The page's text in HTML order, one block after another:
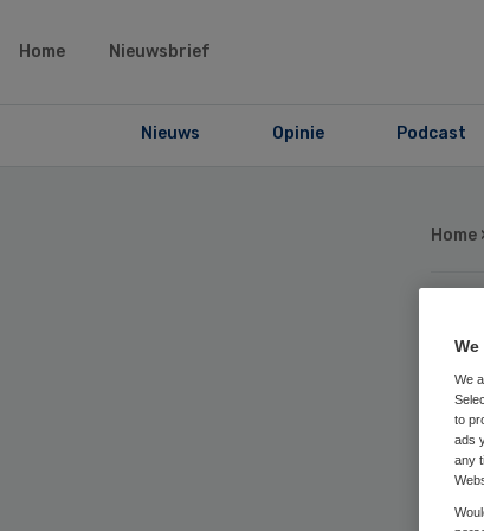
Home Nieuwsbrief
Nieuws Opinie Podcast
Home
We
to
ads
any